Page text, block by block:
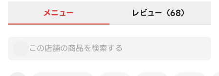
メニュー レビュー（68）